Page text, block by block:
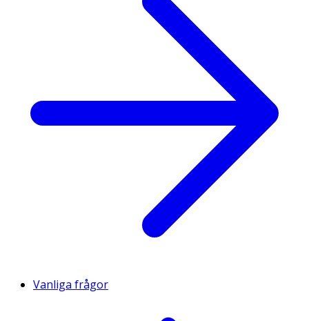
Vanliga frågor